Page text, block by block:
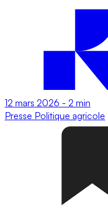
12 mars 2026 - 2 min
Presse Politique agricole